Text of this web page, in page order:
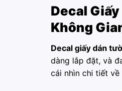
Decal
Không
Decal giấy dán
dàng lắp đặt, và
cái nhìn chi tiết